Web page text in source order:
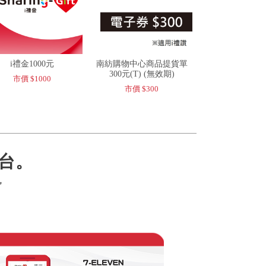
i禮金1000元
市價 $1000
南紡購物中心商品提貨單
300元(T) (無效期)
市價 $300
。